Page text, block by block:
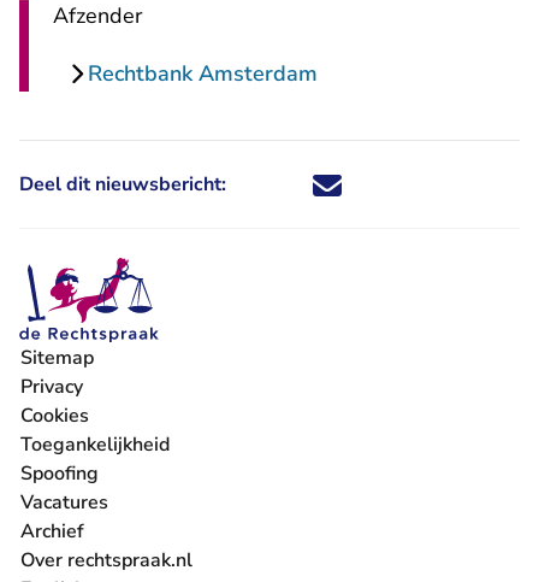
Afzender
Rechtbank Amsterdam
Deel dit nieuwsbericht: Deel dit nieuwsbericht via X -
Deel dit nieuwsbericht via
Deel dit nieuwsbericht
Deel dit
Sitemap
Privacy
Cookies
Toegankelijkheid
Spoofing
Vacatures
- U verlaat Rechtspraak.nl
Archief
Over rechtspraak.nl